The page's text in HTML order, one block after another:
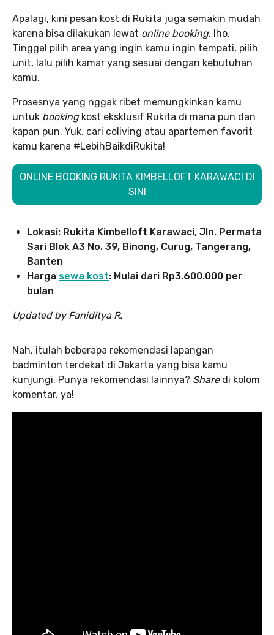
Apalagi, kini pesan kost di Rukita juga semakin mudah
karena bisa dilakukan lewat online booking, lho.
Tinggal pilih area yang ingin kamu ingin tempati, pilih
unit, lalu pilih kamar yang sesuai dengan kebutuhan
kamu.
Prosesnya yang nggak ribet memungkinkan kamu
untuk bookingkost eksklusif Rukita di mana pun dan
kapan pun. Yuk, cari coliving atau apartemen favorit
kamu karena #LebihBaikdiRukita!
ONLINE BOOKING RUKITA KIMBELLOFT KARAWACI DI
SINI
Lokasi: Rukita Kimbelloft Karawaci, Jln. Permata
Sari Blok A3 No. 39, Binong, Curug, Tangerang,
Banten
Harga sewa kost: Mulai dari Rp3.600.000 per
bulan
Updated by Faniditya R.
Nah, itulah beberapa rekomendasi lapangan
badminton terdekat di Jakarta yang bisa kamu
kunjungi. Punya rekomendasi lainnya? Share di kolom
komentar, ya!